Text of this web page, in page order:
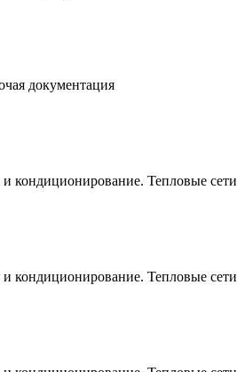
документация
кондиционирование. Тепловые сети
кондиционирование. Тепловые сети